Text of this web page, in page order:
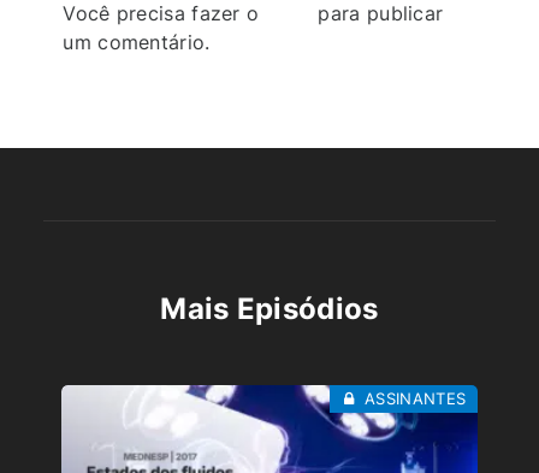
Você precisa fazer o
para publicar
um comentário.
Mais Episódios
ASSINANTES